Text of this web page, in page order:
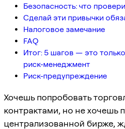
Безопасность: что
Сделай эти привычки
Налоговое замечание
FAQ
Итог: 5 шагов — это
риск-менеджмент
Риск-предупреждение
Хочешь попробовать
контрактами, но не хочешь
централизованной бирже,